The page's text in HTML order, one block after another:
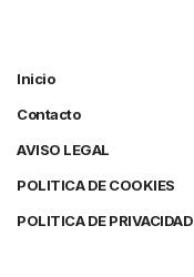
Inicio
Contacto
AVISO LEGAL
POLITICA DE COOKIES
POLITICA DE PRIVACIDAD